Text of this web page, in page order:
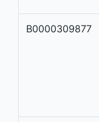
B0000309877